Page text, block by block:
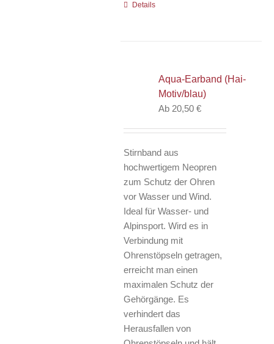
auf
der
werden
Details
Aqua-Earband (Hai-
Motiv/blau)
Ab 20,50€
Stirnband aus
hochwertigem Neopren
zum Schutz der Ohren
vor Wasser und Wind.
Ideal für Wasser- und
Alpinsport. Wird es in
Verbindung mit
Ohrenstöpseln getragen,
erreicht man einen
maximalen Schutz der
Gehörgänge. Es
verhindert das
Herausfallen von